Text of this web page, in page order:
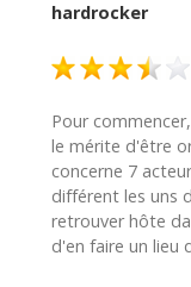
hardrocker
Pour
le mérite d'être
concerne 7
différent les uns
retrouver hôte
d'en faire un lieu